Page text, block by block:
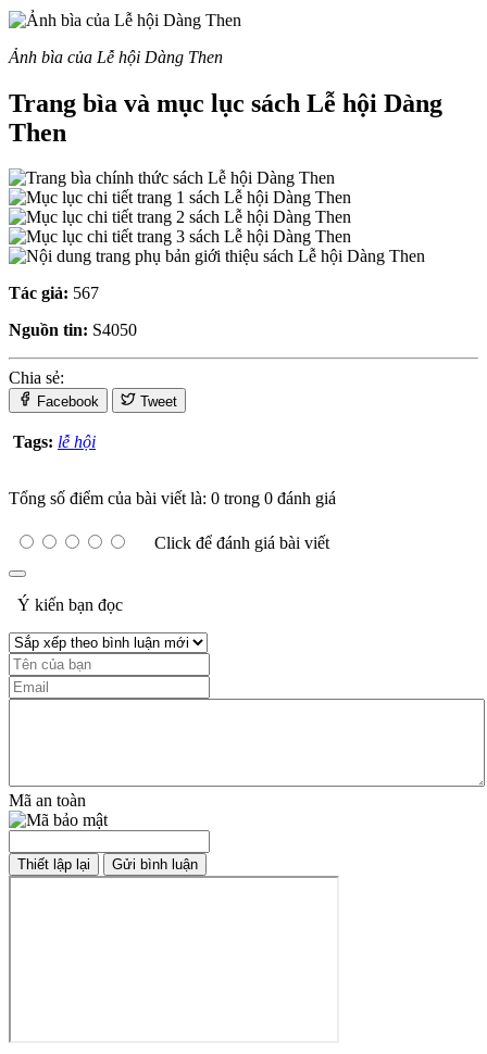
Ảnh bìa của Lễ hội Dàng Then
Trang bìa và mục lục sách Lễ hội Dàng
Then
Tác giả: 567
Nguồn tin: S4050
Chia sẻ:
Facebook Tweet
Tags: lễ hội
Tổng số điểm của bài viết là: 0 trong 0 đánh giá
Click để đánh giá bài viết
Ý kiến bạn đọc
Mã an toàn